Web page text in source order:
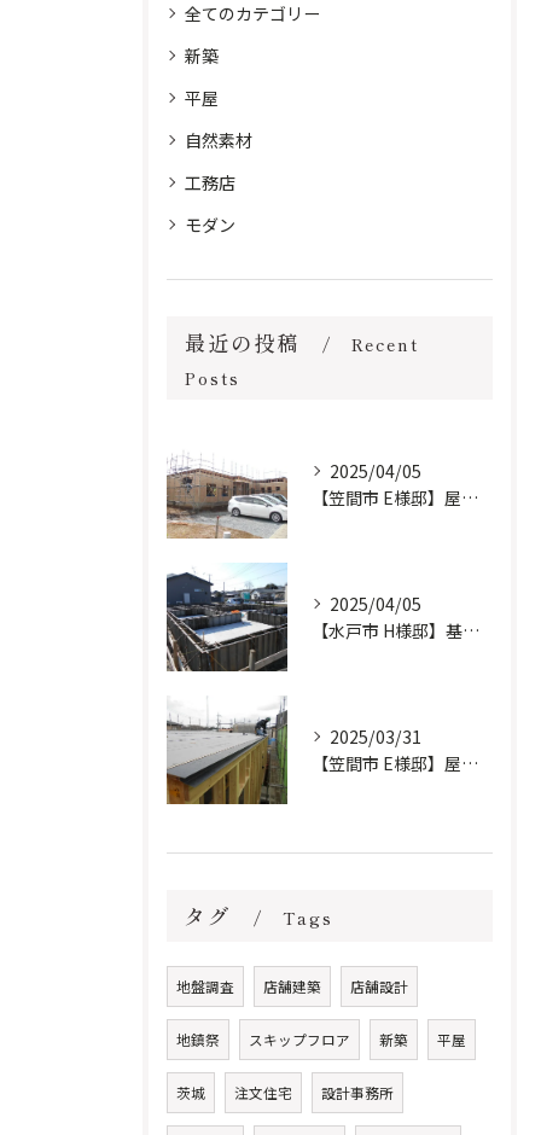
全てのカテゴリー
新築
平屋
自然素材
工務店
モダン
最近の投稿
Recent
Posts
2025/04/05
【笠間市 E様邸】屋根工事完了しました。
2025/04/05
【水戸市 H様邸】基礎工事進行中です。
2025/03/31
【笠間市 E様邸】屋根防水下地施工しました。
タグ Tags
地盤調査 店舗建築 店舗設計
地鎮祭 スキップフロア 新築 平屋
茨城 注文住宅 設計事務所